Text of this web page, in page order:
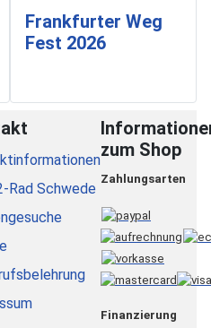
Frankfurter Weg
Fest 2026
Rad Schwede
zum Shop
Zahlungsarten
Finanzierung